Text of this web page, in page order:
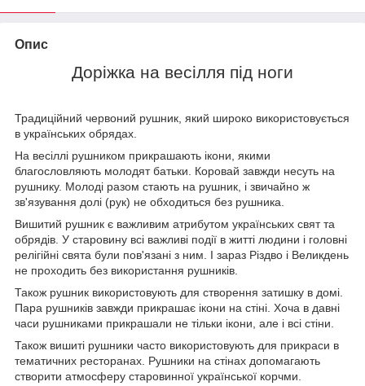
Опис
Доріжка на весілля під ноги
Традиційний червоний рушник, який широко використовується
в українських обрядах.
На весіллі рушником прикрашають ікони, якими
благословляють молодят батьки. Коровай завжди несуть на
рушнику. Молоді разом стають на рушник, і звичайно ж
зв'язування долі (рук) не обходиться без рушника.
Вишитий рушник є важливим атрибутом українських свят та
обрядів. У старовину всі важливі події в житті людини і головні
релігійні свята були пов'язані з ним. І зараз Різдво і Великдень
не проходить без використання рушників.
Також рушник використовують для створення затишку в домі.
Пара рушників завжди прикрашає ікони на стіні. Хоча в давні
часи рушниками прикрашали не тільки ікони, але і всі стіни.
Також вишиті рушники часто використовують для прикраси в
тематичних ресторанах. Рушники на стінах допомагають
створити атмосферу старовинної української корчми.